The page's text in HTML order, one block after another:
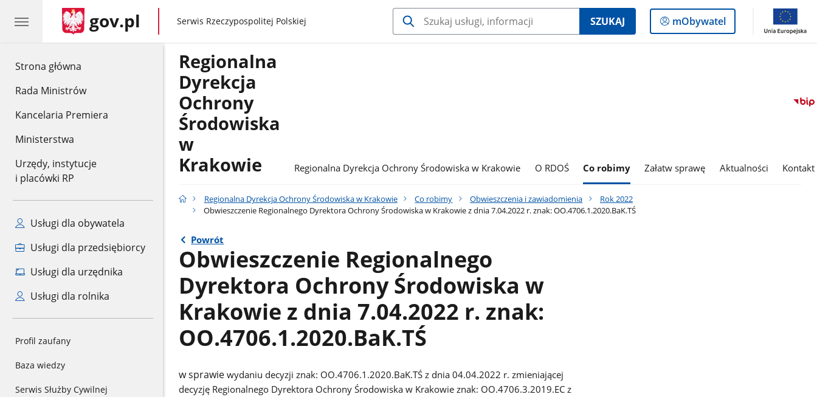
Strona główna
Rada Ministrów
Kancelaria Premiera
Ministerstwa
Urzędy, instytucje
i placówki RP
Usługi dla obywatela
Usługi dla przedsiębiorcy
Usługi dla urzędnika
Usługi dla rolnika
Profil zaufany
Baza wiedzy
Serwis Służby Cywilnej
gov.pl gov.pl
Serwis Rzeczypospolitej Polskiej SZUKAJ
Logowanie
do
mObywatel
Regionalna
Dyrekcja
Ochrony
Środowiska
w
Krakowie
Regionalna Dyrekcja Ochrony Środowiska w Krakowie O RDOŚ Co robimy Załatw sprawę Aktualności Kontakt
Regionalna Dyrekcja Ochrony Środowiska w Krakowie Co robimy Obwieszczenia i zawiadomienia
Rok 2022
Obwieszczenie Regionalnego Dyrektora Ochrony Środowiska w Krakowie z dnia 7.04.2022 r. znak: OO.4706.1.2020.BaK.TŚ
Powrót
Obwieszczenie Regionalnego
Dyrektora Ochrony Środowiska w
Krakowie z dnia 7.04.2022 r. znak:
OO.4706.1.2020.BaK.TŚ
w sprawie wydaniu decyzji znak: OO.4706.1.2020.BaK.TŚ z dnia 04.04.2022 r. zmieniającej
decyzję Regionalnego Dyrektora Ochrony Środowiska w Krakowie znak: OO.4706.3.2019.EC z